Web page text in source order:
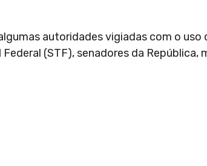
autoridades vigiadas com o uso
(STF), senadores da República,